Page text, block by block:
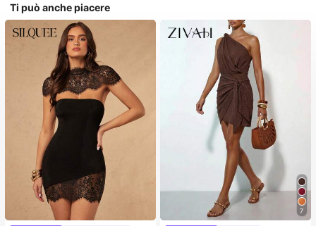
Ti può anche piacere
7